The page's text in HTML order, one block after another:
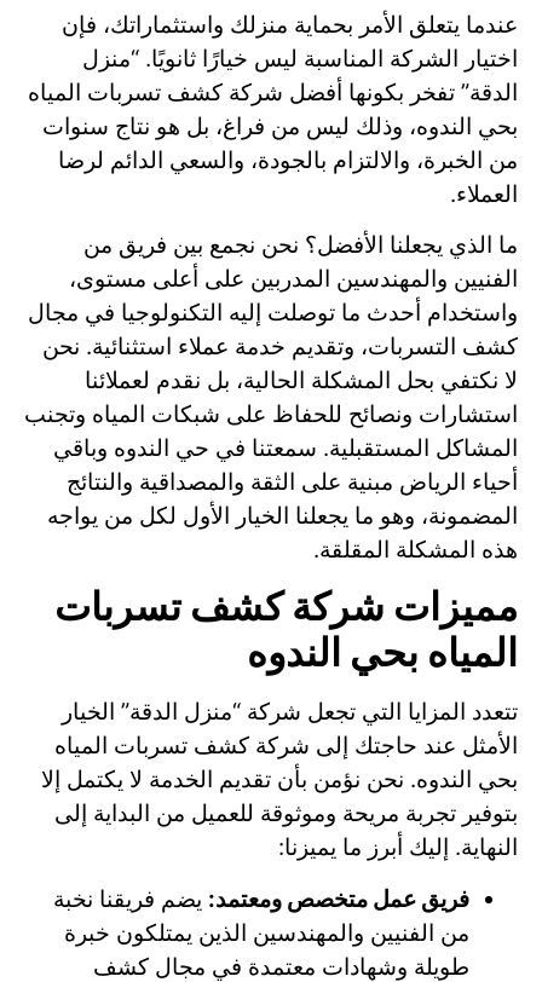
عندما يتعلق الأمر بحماية منزلك واستثماراتك، فإن
اختيار الشركة المناسبة ليس خيارًا ثانويًا. “منزل
الدقة” تفخر بكونها أفضل شركة كشف تسربات المياه
بحي الندوه، وذلك ليس من فراغ، بل هو نتاج سنوات
من الخبرة، والالتزام بالجودة، والسعي الدائم لرضا
العملاء.
ما الذي يجعلنا الأفضل؟ نحن نجمع بين فريق من
الفنيين والمهندسين المدربين على أعلى مستوى،
واستخدام أحدث ما توصلت إليه التكنولوجيا في مجال
كشف التسربات، وتقديم خدمة عملاء استثنائية. نحن
لا نكتفي بحل المشكلة الحالية، بل نقدم لعملائنا
استشارات ونصائح للحفاظ على شبكات المياه وتجنب
المشاكل المستقبلية. سمعتنا في حي الندوه وباقي
أحياء الرياض مبنية على الثقة والمصداقية والنتائج
المضمونة، وهو ما يجعلنا الخيار الأول لكل من يواجه
هذه المشكلة المقلقة.
مميزات شركة كشف تسربات
المياه بحي الندوه
تتعدد المزايا التي تجعل شركة “منزل الدقة” الخيار
الأمثل عند حاجتك إلى شركة كشف تسربات المياه
بحي الندوه. نحن نؤمن بأن تقديم الخدمة لا يكتمل إلا
بتوفير تجربة مريحة وموثوقة للعميل من البداية إلى
النهاية. إليك أبرز ما يميزنا:
فريق عمل متخصص ومعتمد: يضم فريقنا نخبة
من الفنيين والمهندسين الذين يمتلكون خبرة
طويلة وشهادات معتمدة في مجال كشف